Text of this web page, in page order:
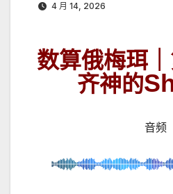
4 月 14, 2026
数算俄梅珥
齐神的
音频